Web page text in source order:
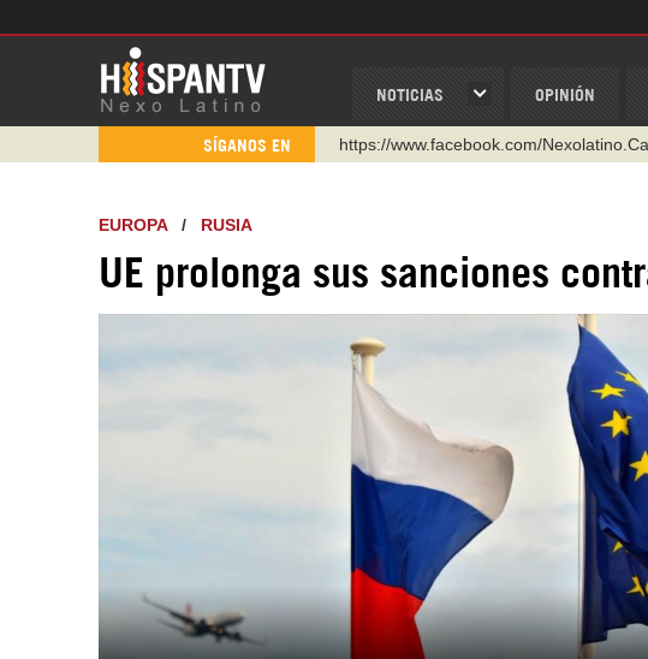
NOTICIAS OPINIÓN
SÍGANOS EN
https://www.youtube.com/@nexo_latino
https://urmedium.com/c/hispantv
WhatsApp y Viber: +98 921 79 29 404
https://www.facebook.com/
EUROPA/ RUSIA
UE prolonga sus sanciones